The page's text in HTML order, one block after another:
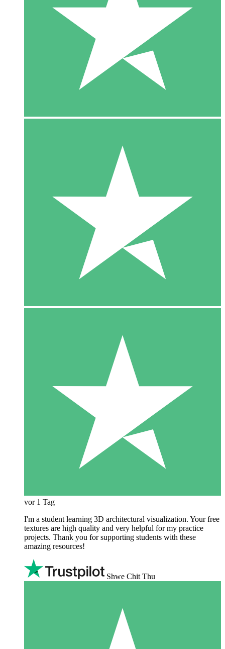
vor 1 Tag
I'm a student learning 3D architectural visualization. Your free
textures are high quality and very helpful for my practice
projects. Thank you for supporting students with these
amazing resources!
Shwe Chit Thu